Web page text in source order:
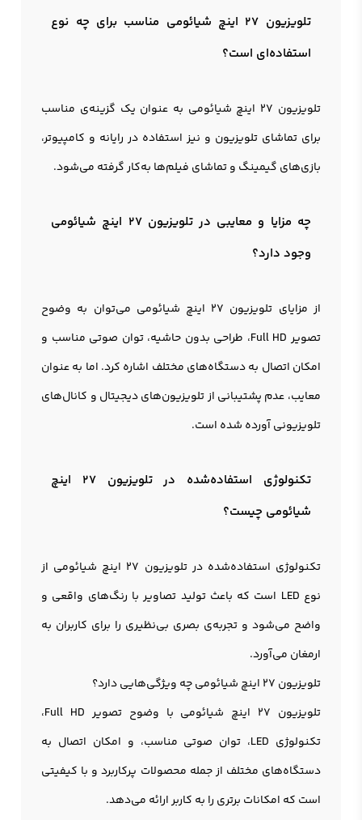
تلویزیون 27 اینچ شیائومی مناسب برای چه نوع
استفاده‌ای است؟
تلویزیون 27 اینچ شیائومی به عنوان یک گزینه‌ی مناسب
برای تماشای تلویزیون و نیز استفاده در رایانه و کامپیوتر،
بازی‌های گیمینگ و تماشای فیلم‌ها به‌کار گرفته می‌شود.
چه مزایا و معایبی در تلویزیون 27 اینچ شیائومی
وجود دارد؟
از مزایای تلویزیون 27 اینچ شیائومی می‌توان به وضوح
تصویر Full HD، طراحی بدون حاشیه، توان صوتی مناسب و
امکان اتصال به دستگاه‌های مختلف اشاره کرد. اما به عنوان
معایب، عدم پشتیبانی از تلویزیون‌های دیجیتال و کانال‌های
تلویزیونی آورده شده است.
تکنولوژی استفاده‌شده در تلویزیون 27 اینچ
شیائومی چیست؟
تکنولوژی استفاده‌شده در تلویزیون 27 اینچ شیائومی از
نوع LED است که باعث تولید تصاویر با رنگ‌های واقعی و
واضح می‌شود و تجربه‌ی بصری بی‌نظیری را برای کاربران به
ارمغان می‌آورد.
تلویزیون 27 اینچ شیائومی چه ویژگی‌هایی دارد؟
تلویزیون 27 اینچ شیائومی با وضوح تصویر Full HD،
تکنولوژی LED، توان صوتی مناسب، و امکان اتصال به
دستگاه‌های مختلف از جمله محصولات پرکاربرد و با کیفیتی
است که امکانات برتری را به کاربر ارائه می‌دهد.